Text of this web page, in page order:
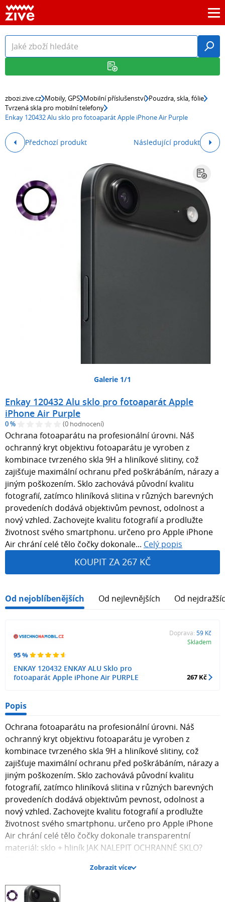
zbozi.zive.cz Mobily, GPS Mobilní příslušenství Pouzdra, skla, fólie
Tvrzená skla pro mobilní telefony
Enkay 120432 Alu sklo pro fotoaparát Apple iPhone Air Purple
Předchozí produkt Následující produkt
Galerie 1/1
Enkay 120432 Alu sklo pro fotoaparát Apple
iPhone Air Purple
0 % (0 hodnocení)
Ochrana fotoaparátu na profesionální úrovni. Náš
ochranný kryt objektivu fotoaparátu je vyroben z
kombinace tvrzeného skla 9H a hliníkové slitiny, což
zajišťuje maximální ochranu před poškrábáním, nárazy a
jiným poškozením. Sklo zachovává původní kvalitu
fotografií, zatímco hliníková slitina v různých barevných
provedeních dodává objektivům pevnost, odolnost a
nový vzhled. Zachovejte kvalitu fotografií a prodlužte
životnost svého smartphonu. určeno pro Apple iPhone
Air chrání celé tělo čočky dokonale... Celý popis
KOUPIT ZA 267 KČ
Od nejoblíbenějších Od nejlevnějších Od
95 %
ENKAY 120432 ENKAY ALU Sklo pro
fotoaparát Apple iPhone Air PURPLE
Doprava: 59 Kč
Skladem
267 Kč
Popis
Ochrana fotoaparátu na profesionální úrovni. Náš
ochranný kryt objektivu fotoaparátu je vyroben z
kombinace tvrzeného skla 9H a hliníkové slitiny, což
zajišťuje maximální ochranu před poškrábáním, nárazy a
jiným poškozením. Sklo zachovává původní kvalitu
fotografií, zatímco hliníková slitina v různých barevných
provedeních dodává objektivům pevnost, odolnost a
nový vzhled. Zachovejte kvalitu fotografií a prodlužte
životnost svého smartphonu. určeno pro Apple iPhone
Air chrání celé tělo čočky dokonale transparentní
materiál: sklo + hliník JAK NALEPIT OCHRANNÉ SKLO?
správnost skla přiložením skla k smartphonu. 1.
Důkladně vyčistěte displej smartphonu / čočku
fotoaparátu pomocí vlhkého a suchého hadříku, které
Zobrazit více